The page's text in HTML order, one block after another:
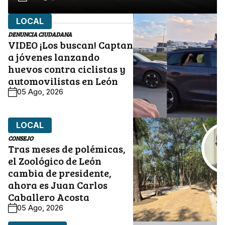
LOCAL
DENUNCIA CIUDADANA
VIDEO ¡Los buscan! Captan
a jóvenes lanzando
huevos contra ciclistas y
automovilistas en León
05 Ago, 2026
LOCAL
CONSEJO
Tras meses de polémicas,
el Zoológico de León
cambia de presidente,
ahora es Juan Carlos
Caballero Acosta
05 Ago, 2026